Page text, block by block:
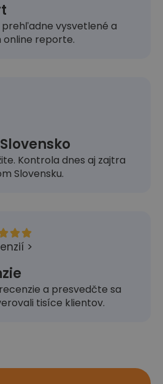
vysvetlené a
reporte.
Kontrola dnes aj zajtra
Slovensku.

>
a presvedčte sa
tisíce klientov.